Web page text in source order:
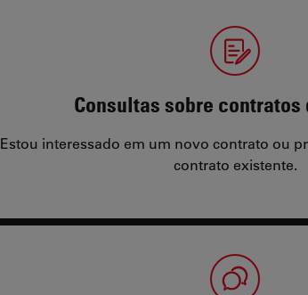
Consultas sobre contratos
Estou interessado em um novo contrato ou
contrato existente.